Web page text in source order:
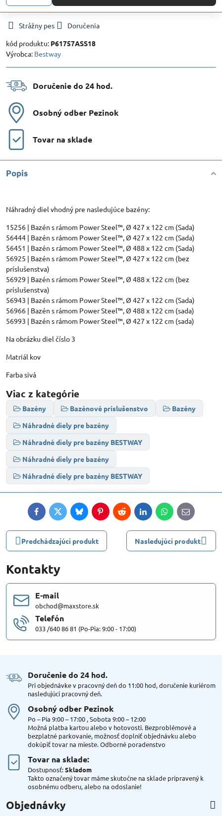
Strážny pes
Doručenia
kód produktu: P61757ASS18
Výrobca: Bestway
Doručenie do 24 hod​.
Osobný odber Pezinok
Tovar na sklade
Popis
Náhradný diel vhodný pre nasledujúce bazény:
15256 | Bazén s rámom Power Steel™, Ø 427 x 122 cm (Sada)
56444 | Bazén s rámom Power Steel™, Ø 427 x 122 cm (Sada)
56451 | Bazén s rámom Power Steel™, Ø 488 x 122 cm (Sada)
56925 | Bazén s rámom Power Steel™, Ø 427 x 122 cm (bez
príslušenstva)
56929 | Bazén s rámom Power Steel™, Ø 488 x 122 cm (bez
príslušenstva)
56943 | Bazén s rámom Power Steel™, Ø 427 x 122 cm (Sada)
56966 | Bazén s rámom Power Steel™, Ø 488 x 122 cm (sada)
56993 | Bazén s rámom Power Steel™, Ø 427 x 122 cm (sada)
Na obrázku diel číslo 3
Matriál kov
Farba sivá
Viac z kategórie
Bazény Bazénové príslušenstvo
Bazény
Náhradné diely pre bazény
Náhradné diely pre bazény BESTWAY
Náhradné diely pre bazény
Náhradné diely pre bazény BESTWAY
FacebookTwitterBlueskyPinterestRedditLinkedInWhatsApp
E-
mail
Predchádzajúci produkt Nasledujúci produkt
Kontakty
E-mail
obchod@maxstore.sk
Telefón
033 /640 86 81 (Po-Pia: 9:00 - 17:00)
Doručenie do 24 hod​.
Pri objednávke v pracovný deň do 11:00 hod, doručenie kuriérom
nasledujúci pracovný deň.
Osobný odber Pezinok
Po – Pia 9:00 – 17:00 , Sobota 9:00 – 12:00
Možná platba kartou alebo v hotovosti. Bezproblémové a
bezplatné parkovanie, možnosť doplniť objednávku alebo
dokúpiť tovar na mieste. Odborné poradenstvo
Tovar na sklade:
Dostupnosť:Skladom
Takto označený tovar máme skutočne na sklade pripravený k
osobnému odberu, alebo na odoslanie!
Objednávky